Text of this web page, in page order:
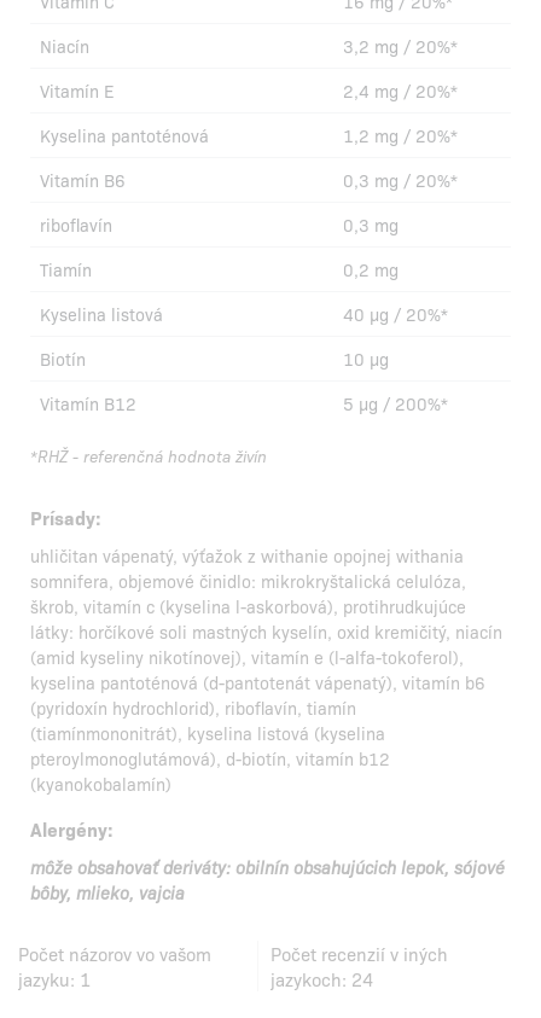
Niacín
3,2 mg / 20%*
Vitamín E
2,4 mg / 20%*
Kyselina pantoténová
1,2 mg / 20%*
Vitamín B6
0,3 mg / 20%*
riboflavín
0,3 mg
Tiamín
0,2 mg
Kyselina listová
40 µg / 20%*
Biotín
10 µg
Vitamín B12
5 µg / 200%*
*RHŽ - referenčná hodnota živín
Prísady:
uhličitan vápenatý, výťažok z withanie opojnej withania
somnifera, objemové činidlo: mikrokryštalická celulóza,
škrob, vitamín c (kyselina l-askorbová), protihrudkujúce
látky: horčíkové soli mastných kyselín, oxid kremičitý, niacín
(amid kyseliny nikotínovej), vitamín e (l-alfa-tokoferol),
kyselina pantoténová (d-pantotenát vápenatý), vitamín b6
(pyridoxín hydrochlorid), riboflavín, tiamín
(tiamínmononitrát), kyselina listová (kyselina
pteroylmonoglutámová), d-biotín, vitamín b12
(kyanokobalamín)
Alergény:
môže obsahovať deriváty: obilnín obsahujúcich lepok, sójové
bôby, mlieko, vajcia
Počet názorov vo vašom
jazyku: 1
Počet recenzií v iných
jazykoch: 24